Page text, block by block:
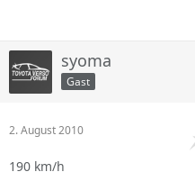
syoma
Gast
2. August 2010
190 km/h